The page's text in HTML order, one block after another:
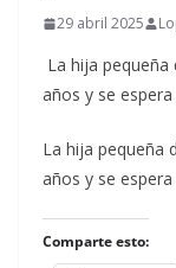
29 abril 2025
La hija pequeña
años y se
​La hija pequeña
años y se
Comparte esto: